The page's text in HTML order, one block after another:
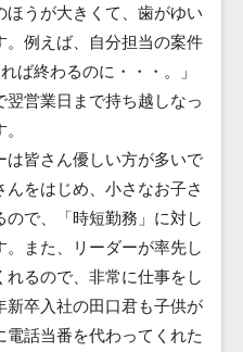
うが大きくて、歯がゆい
例えば、自分担当の案件
ば終わるのに・・・。」
営業日まで持ち越しなっ
は皆さん優しい方が多いで
をはじめ、小さなお子さ
で、「時短勤務」に対し
また、リーダーが率先し
るので、非常に仕事をし
卒入社の田口君も子供が
話当番を代わってくれた